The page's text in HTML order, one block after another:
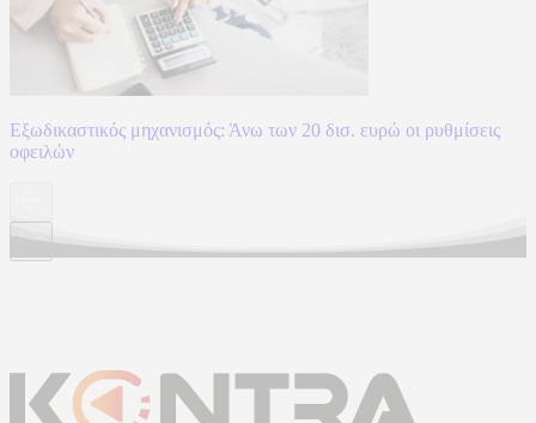
Εξωδικαστικός μηχανισμός: Άνω των 20 δισ. ευρώ οι ρυθμίσεις
οφειλών